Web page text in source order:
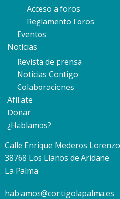
Acceso a foros
Reglamento Foros
Eventos
Noticias
Revista de prensa
Noticias Contigo
Colaboraciones
Afíliate
Donar
¿Hablamos?
Calle Enrique Mederos Lorenzo
38768 Los Llanos de Aridane
La Palma
hablamos@contigolapalma.es